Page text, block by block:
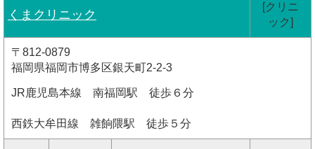
くまクリニック
[クリニ
ック]
〒812-0879
福岡県福岡市博多区銀天町2-2-3
JR鹿児島本線 南福岡駅 徒歩６分
西鉄大牟田線 雑餉隈駅 徒歩５分